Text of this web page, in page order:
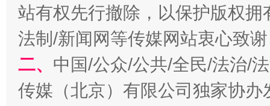
揭开“小金库”的免责幌子
站有权先行撤除，以保护版权
法制/新闻网等传媒网站衷心致
二、 中国/公众/公共/全民/法治/
传媒（北京）有限公司独家协